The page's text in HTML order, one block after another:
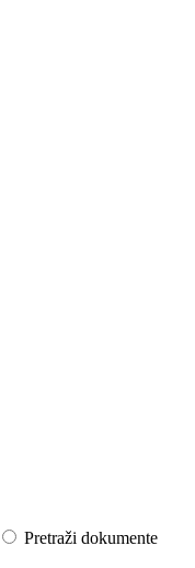
Pretraži dokumente